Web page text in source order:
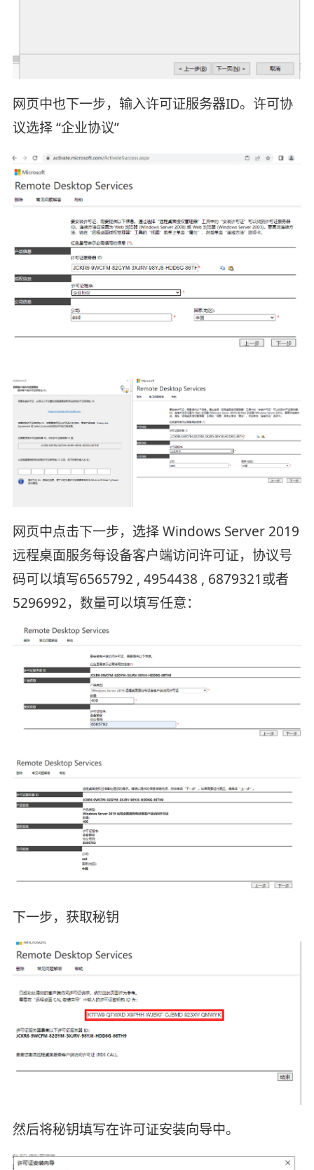
网页中也下一步，输入许可证服务器ID。许可协
议选择 “企业协议”
网页中点击下一步，选择 Windows Server 2019
远程桌面服务每设备客户端访问许可证，协议号
码可以填写6565792 , 4954438 , 6879321或者
5296992，数量可以填写任意：
下一步，获取秘钥
然后将秘钥填写在许可证安装向导中。